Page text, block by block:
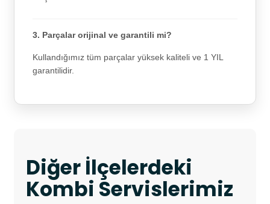
3. Parçalar orijinal ve garantili mi?
Kullandığımız tüm parçalar yüksek kaliteli ve 1 YIL
garantilidir.
Diğer İlçelerdeki
Kombi Servislerimiz